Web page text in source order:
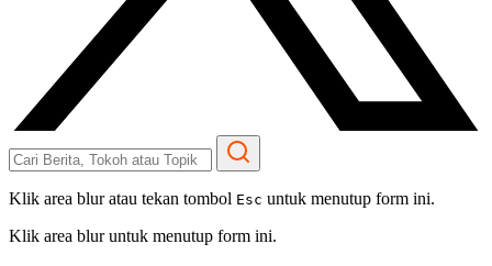
Klik area blur atau tekan tombol Esc untuk menutup form ini.
Klik area blur untuk menutup form ini.